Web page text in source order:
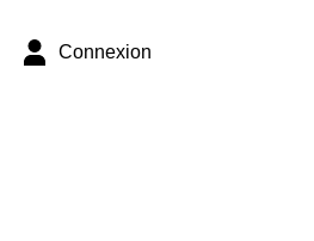
Connexion